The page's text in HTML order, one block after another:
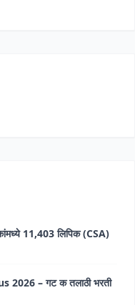
11,403 लिपिक (CSA)
– गट क तलाठी भरती